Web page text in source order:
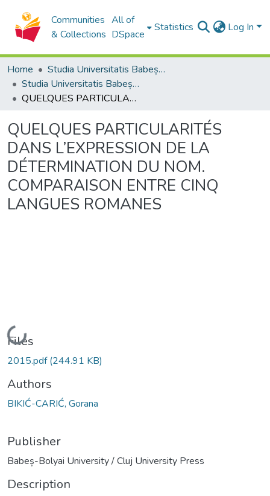
Communities
& Collections
All of
DSpace
Statistics Log In
Home
Studia Universitatis Babeș-Bolyai Collection
Studia Universitatis Babeș-Bolyai Philologia
QUELQUES PARTICULARITÉS DANS L’EXPRESSION DE LA DÉTERMINATION DU NOM. COMPARAISON ENTRE CINQ LANGUES ROMANES
QUELQUES PARTICULARITÉS
DANS L’EXPRESSION DE LA
DÉTERMINATION DU NOM.
COMPARAISON ENTRE CINQ
LANGUES ROMANES
Loading...
Files
2015.pdf(244.91 KB)
Authors
BIKIĆ-CARIĆ, Gorana
Publisher
Babeș-Bolyai University / Cluj University Press
Description